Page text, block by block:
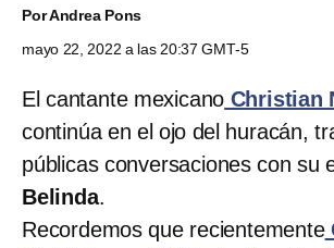
PorAndrea Pons
mayo 22, 2022 a las 20:37 GMT-5
El cantante mexicano Christian
continúa en el ojo del huracán,
públicas conversaciones con su
Belinda.
Recordemos que recientemente